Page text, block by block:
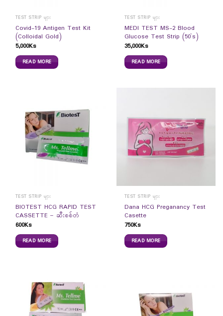
TEST STRIP များ
Covid-19 Antigen Test Kit
(Colloidal Gold)
5,000Ks
READ MORE
TEST STRIP များ
MEDI TEST MS-2 Blood
Glucose Test Strip (50`s)
35,000Ks
READ MORE
TEST STRIP များ
BIOTEST HCG RAPID TEST
CASSETTE – ဆီးစစ်တံ
600Ks
READ MORE
TEST STRIP များ
Dana HCG Preganancy Test
Casette
750Ks
READ MORE